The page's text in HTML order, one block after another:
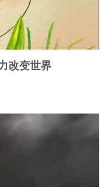
改变世界